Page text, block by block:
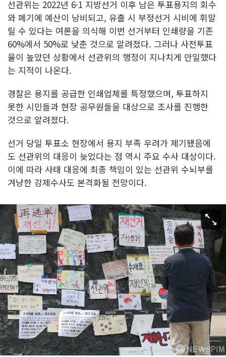
선관위는 2022년 6·1 지방선거 이후 남은 투표용지의 회수
와 폐기에 예산이 낭비되고, 유출 시 부정선거 시비에 휘말
릴 수 있다는 여론을 의식해 이번 선거부터 인쇄량을 기존
60%에서 50%로 낮춘 것으로 알려졌다. 그러나 사전투표
율이 높았던 상황에서 선관위의 행정이 지나치게 안일했다
는 지적이 나온다.
경찰은 용지를 공급한 인쇄업체를 특정했으며, 투표하지
못한 시민들과 현장 공무원들을 대상으로 조사를 진행한
것으로 알려졌다.
선거 당일 투표소 현장에서 용지 부족 우려가 제기됐음에
도 선관위의 대응이 늦었다는 점 역시 주요 수사 대상이다.
이에 따라 사태 대응에 최종 책임이 있는 선관위 수뇌부를
겨냥한 강제수사도 본격화될 전망이다.